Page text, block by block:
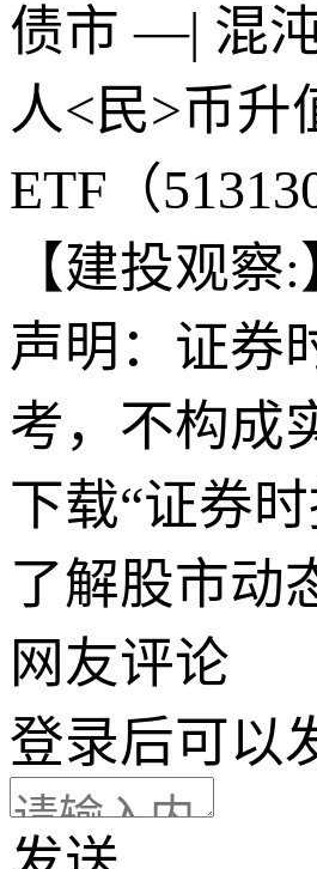
债市 —| 混
人<民>币升
ETF（
【建投观
声明：证券
考，不构成
下载“证券
了解股市动
网友评论
登录后可以